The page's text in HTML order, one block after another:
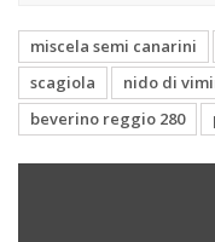
miscela semi canarini
scagiola
nido di
beverino reggio 280